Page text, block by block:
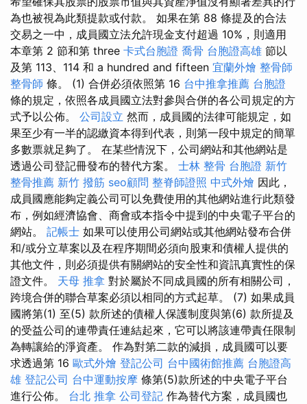
為也被視為此類提款或付款。 如果在第 88 條提及的合法
交易之一中，成員國立法允許現金支付超過 10%，則適用
本章第 2 節和第 three 卡式台胞證 喬骨 台胞證高雄 節以
及第 113、114 和 a hundred and fifteen 宜蘭外燴 整骨師
整骨師 條。 (1) 合併必須依照第 16 台中推拿推薦 台胞證
條的規定，依照各成員國立法對參與合併的各公司規定的方
式予以公佈。 公司設立 然而，成員國的法律可能規定，如
果至少有一半的認繳資本得到代表，則第一段中規定的簡單
多數票就足夠了。 在某些情況下，公司網站和其他網站是
透過公司登記冊發布的替代方案。 士林 整骨 台胞證 新竹
整骨推薦 新竹 撥筋 seo顧問 整脊師證照 中式外燴 因此，
成員國應能夠定義公司可以免費使用的其他網站進行此類發
布，例如經濟協會、商會或本指令中提到的中央電子平台的
網站。 記帳士 如果可以使用公司網站或其他網站發布合併
和/或分立草案以及在程序期間必須向股東和債權人提供的
其他文件，則必須提供有關網站的安全性和資訊真實性的保
證文件。 天母 推拿 對於屬於不同成員國的所有相關公司，
跨境合併的聯合草案必須以相同的方式起草。 (7) 如果成員
國將第(1) 至(5) 款所述的債權人保護制度與第(6) 款所提及
的受益公司的連帶責任連結起來，它可以將該連帶責任限制
為轉讓給的淨資產。 作為對第二款的減損，成員國可以要
求透過第 16 歐式外燴 登記公司 台中國術館推薦 台胞證高
雄 登記公司 台中運動按摩 條第(5)款所述的中央電子平台
進行公佈。 台北 推拿 公司登記 作為替代方案，成員國也